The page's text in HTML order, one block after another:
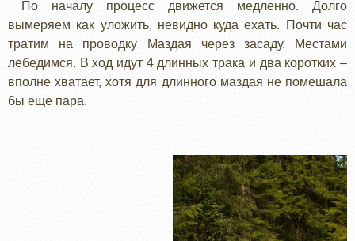
По началу процесс движется медленно. Долго
вымеряем как уложить, невидно куда ехать. Почти час
тратим на проводку Маздая через засаду. Местами
лебедимся. В ход идут 4 длинных трака и два коротких –
вполне хватает, хотя для длинного маздая не помешала
бы еще пара.